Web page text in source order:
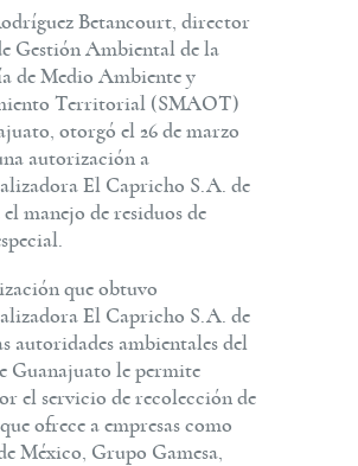
Betancourt, director
Gestión Ambiental de la
de Medio Ambiente y
Territorial (SMAOT)
otorgó el 26 de marzo
autorización a
El Capricho S.A. de
manejo de residuos de
que obtuvo
El Capricho S.A. de
autoridades ambientales del
Guanajuato le permite
el servicio de recolección de
ofrece a empresas como
México, Grupo Gamesa,